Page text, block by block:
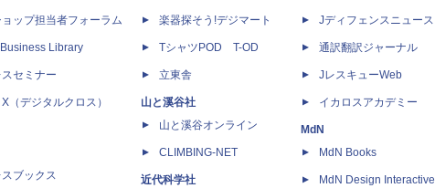
ップ担当者フォーラム
Library
セミナー
（デジタルクロス）
ブックス
楽器探そう!デジマート
TシャツPOD T-OD
立東舎
山と溪谷社
山と溪谷オンライン
CLIMBING-NET
近代科学社
Jディフェンスニュース
通訳翻訳ジャーナル
JレスキューWeb
イカロスアカデミー
MdN
MdN Books
MdN Design Interactive